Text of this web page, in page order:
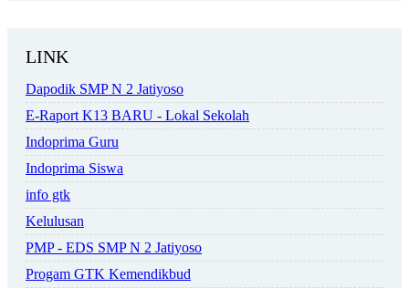
LINK
Dapodik SMP N 2 Jatiyoso
E-Raport K13 BARU - Lokal Sekolah
Indoprima Guru
Indoprima Siswa
info gtk
Kelulusan
PMP - EDS SMP N 2 Jatiyoso
Progam GTK Kemendikbud